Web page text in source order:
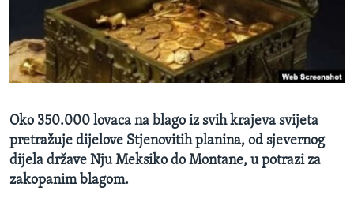
MAGAZIN
O GLASU AMERIKE
Learning English
PRATITE NAS
Oko 350.000 lovaca na blago iz svih krajeva svijeta
pretražuje dijelove Stjenovitih planina, od sjevernog
dijela države Nju Meksiko do Montane, u potrazi za
zakopanim blagom.